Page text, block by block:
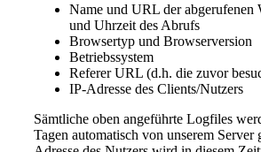
Name und URL der abgerufenen
und Uhrzeit des Abrufs
Browsertyp und Browserversion
Betriebssystem
Referer URL (d.h. die zuvor
IP-Adresse des Clients/Nutzers
Sämtliche oben angeführte Logfiles
Tagen automatisch von unserem Server